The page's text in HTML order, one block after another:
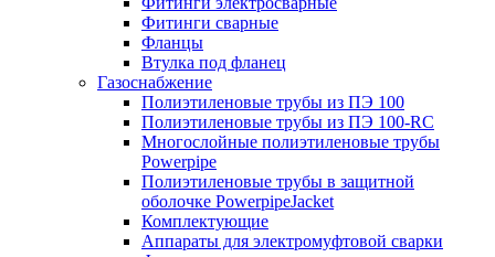
Фитинги сварные
Фланцы
Втулка под фланец
Газоснабжение
Полиэтиленовые трубы из ПЭ 100
Полиэтиленовые трубы из ПЭ 100-RC
Многослойные полиэтиленовые трубы
Powerpipe
Полиэтиленовые трубы в защитной
оболочке PowerpipeJacket
Комплектующие
Аппараты для электромуфтовой сварки